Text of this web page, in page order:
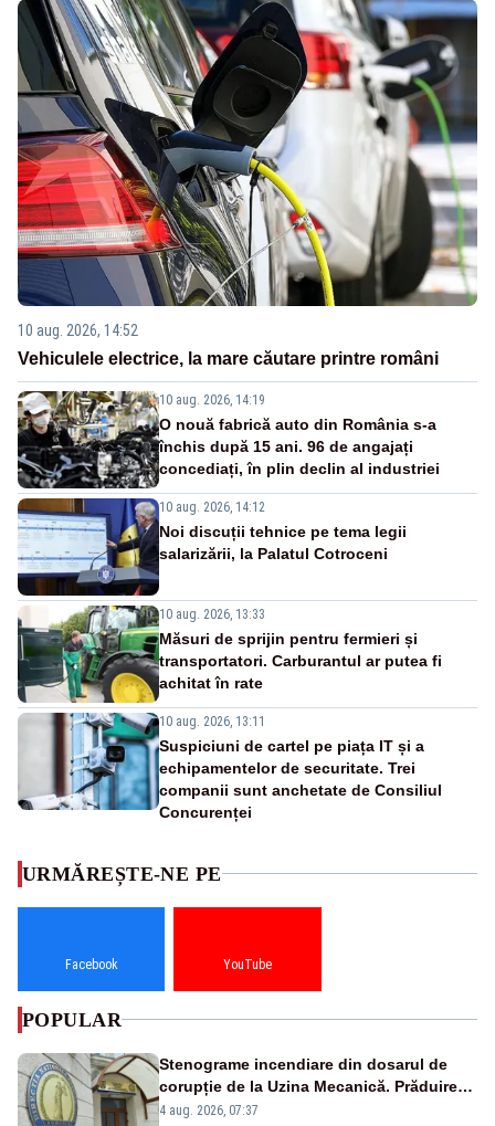
10 aug. 2026, 14:52
Vehiculele electrice, la mare căutare printre români
10 aug. 2026, 14:19
O nouă fabrică auto din România s-a
închis după 15 ani. 96 de angajați
concediați, în plin declin al industriei
10 aug. 2026, 14:12
Noi discuții tehnice pe tema legii
salarizării, la Palatul Cotroceni
10 aug. 2026, 13:33
Măsuri de sprijin pentru fermieri și
transportatori. Carburantul ar putea fi
achitat în rate
10 aug. 2026, 13:11
Suspiciuni de cartel pe piața IT și a
echipamentelor de securitate. Trei
companii sunt anchetate de Consiliul
Concurenței
URMĂREȘTE-NE PE
Facebook YouTube
POPULAR
Stenograme incendiare din dosarul de
corupție de la Uzina Mecanică. Prăduirea
banilor din programul SAFE, interceptată
4 aug. 2026, 07:37